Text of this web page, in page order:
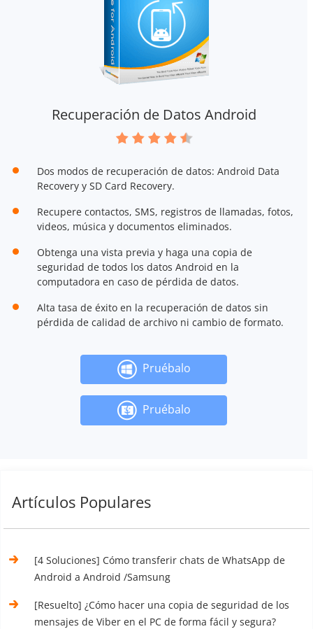
Recuperación de Datos Android
Dos modos de recuperación de datos: Android Data
Recovery y SD Card Recovery.
Recupere contactos, SMS, registros de llamadas, fotos,
videos, música y documentos eliminados.
Obtenga una vista previa y haga una copia de
seguridad de todos los datos Android en la
computadora en caso de pérdida de datos.
Alta tasa de éxito en la recuperación de datos sin
pérdida de calidad de archivo ni cambio de formato.
Pruébalo
Pruébalo
Artículos Populares
[4 Soluciones] Cómo transferir chats de WhatsApp de
Android a Android /Samsung
[Resuelto] ¿Cómo hacer una copia de seguridad de los
mensajes de Viber en el PC de forma fácil y segura?